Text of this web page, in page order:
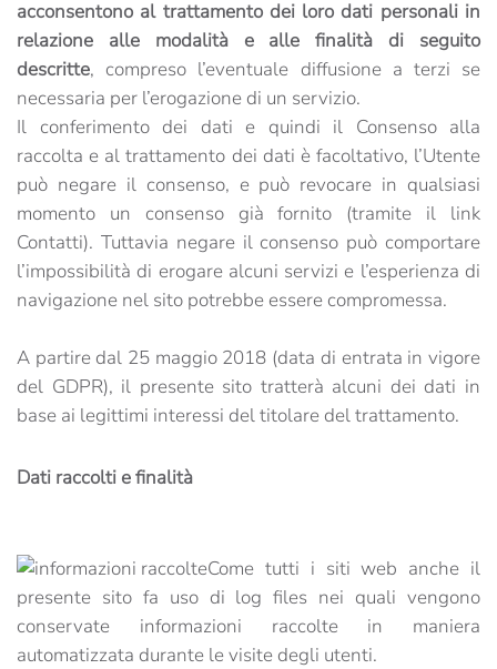
acconsentono al trattamento dei loro dati personali in
relazione alle modalità e alle finalità di seguito
descritte, compreso l’eventuale diffusione a terzi se
necessaria per l’erogazione di un servizio.
Il conferimento dei dati e quindi il Consenso alla
raccolta e al trattamento dei dati è facoltativo, l’Utente
può negare il consenso, e può revocare in qualsiasi
momento un consenso già fornito (tramite il link
Contatti). Tuttavia negare il consenso può comportare
l’impossibilità di erogare alcuni servizi e l’esperienza di
navigazione nel sito potrebbe essere compromessa.
A partire dal 25 maggio 2018 (data di entrata in vigore
del GDPR), il presente sito tratterà alcuni dei dati in
base ai legittimi interessi del titolare del trattamento.
Dati raccolti e finalità
Come tutti i siti web anche il
presente sito fa uso di log files nei quali vengono
conservate informazioni raccolte in maniera
automatizzata durante le visite degli utenti.